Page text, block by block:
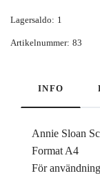
Lagersaldo: 1
Artikelnummer: 83
INFO
Annie Sloan
Format A4
För